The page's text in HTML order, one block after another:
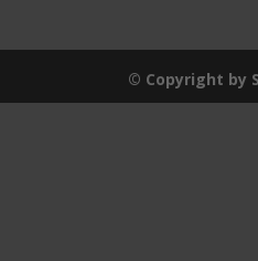
© Copyright by